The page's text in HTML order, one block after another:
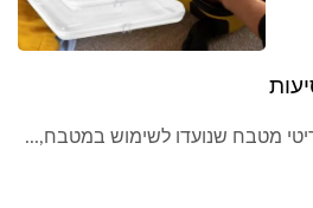
מטבח שנועדו לשימוש במטבח,...